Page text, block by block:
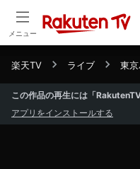
メニュー
楽天TV ライブ 東
この作品の再生には「
アプリをインストールする